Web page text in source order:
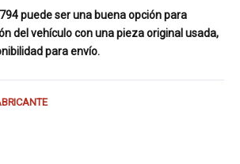
puede ser una buena opción para
del vehículo con una pieza original usada,
para envío.